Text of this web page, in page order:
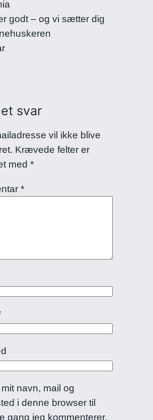
godt – og vi sætter dig
svar
vil ikke blive
Krævede felter er
med *
*
navn, mail og
i denne browser til
gang jeg kommenterer.